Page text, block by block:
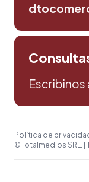
Escribinos
Política de
©Totalmedios SRL.